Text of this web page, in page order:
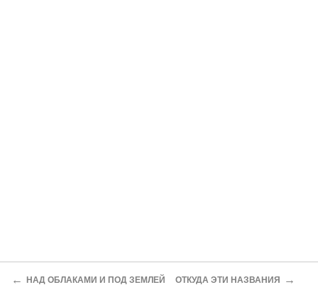
← НАД ОБЛАКАМИ И ПОД ЗЕМЛЕЙ ОТКУДА ЭТИ НАЗВАНИЯ →